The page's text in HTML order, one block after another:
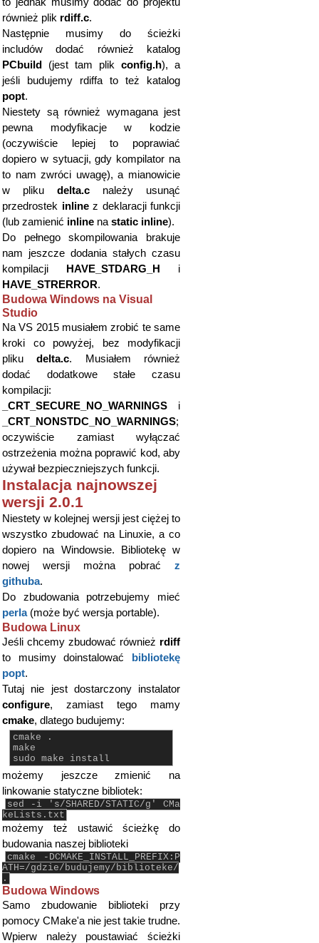
również plik rdiff.c.
Następnie musimy do ścieżki
includów dodać również katalog
PCbuild (jest tam plik config.h), a
jeśli budujemy rdiffa to też katalog
popt.
Niestety są również wymagana jest
pewna modyfikacje w kodzie
(oczywiście lepiej to poprawiać
dopiero w sytuacji, gdy kompilator na
to nam zwróci uwagę), a mianowicie
w pliku delta.c należy usunąć
przedrostek inlinez deklaracji funkcji
(lub zamienić inline na static inline).
Do pełnego skompilowania brakuje
nam jeszcze dodania stałych czasu
kompilacji HAVE_STDARG_H i
HAVE_STRERROR.
Budowa Windows na Visual
Studio
Na VS 2015 musiałem zrobić te same
kroki co powyżej, bez modyfikacji
plikudelta.c. Musiałem również
dodać dodatkowe stałe czasu
kompilacji:
_CRT_SECURE_NO_WARNINGS i
_CRT_NONSTDC_NO_WARNINGS;
oczywiście zamiast wyłączać
ostrzeżenia można poprawić kod, aby
używał bezpieczniejszych funkcji.
Instalacja najnowszej
wersji 2.0.1
Niestety w kolejnej wersji jest ciężej to
wszystko zbudować na Linuxie, a co
dopiero na Windowsie. Bibliotekę w
nowej wersji można pobrać z
githuba.
Do zbudowania potrzebujemy mieć
perla(może być wersja portable).
Budowa Linux
Jeśli chcemy zbudować również rdiff
to musimy doinstalować bibliotekę
popt.
Tutaj nie jest dostarczony instalator
configure, zamiast tego mamy
cmake, dlatego budujemy:
cmake .
make
sudo make install
możemy jeszcze zmienić na
linkowanie statyczne bibliotek:
sed -i 's/SHARED/STATIC/g' CMa
keLists.txt
możemy też ustawić ścieżkę do
budowania naszej biblioteki
cmake -DCMAKE_INSTALL_PREFIX:P
ATH=/gdzie/budujemy/biblioteke/
.
Budowa Windows
Samo zbudowanie biblioteki przy
pomocy CMake'a nie jest takie trudne.
Wpierw należy poustawiać ścieżki